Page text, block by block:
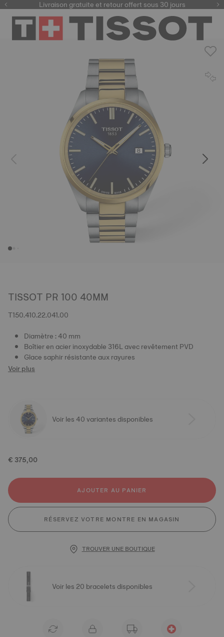
Livraison gratuite et retour offert sous 30 jours
TISSOT PR 100 40MM
T150.410.22.041.00
Diamètre : 40 mm
Boîtier en acier inoxydable 316L avec revêtement PVD
Glace saphir résistante aux rayures
Voir plus
Voir les 40 variantes disponibles
€ 375,00
AJOUTER AU PANIER
RÉSERVEZ VOTRE MONTRE EN MAGASIN
TROUVER UNE BOUTIQUE
Voir les 20 bracelets disponibles